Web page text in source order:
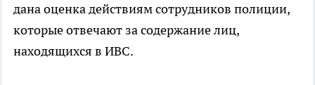
дана оценка действиям сотрудников полиции,
которые отвечают за содержание лиц,
находящихся в ИВС.